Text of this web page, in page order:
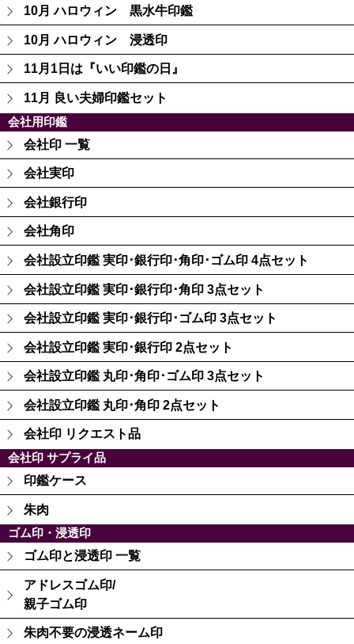
10月 ハロウィン 黒水牛印鑑
10月 ハロウィン 浸透印
11月1日は『いい印鑑の日』
11月 良い夫婦印鑑セット
会社用印鑑
会社印 一覧
会社実印
会社銀行印
会社角印
会社設立印鑑 実印･銀行印･角印･ゴム印 4点セット
会社設立印鑑 実印･銀行印･角印 3点セット
会社設立印鑑 実印･銀行印･ゴム印 3点セット
会社設立印鑑 実印･銀行印 2点セット
会社設立印鑑 丸印･角印･ゴム印 3点セット
会社設立印鑑 丸印･角印 2点セット
会社印 リクエスト品
会社印 サプライ品
印鑑ケース
朱肉
ゴム印・浸透印
ゴム印と浸透印 一覧
アドレスゴム印/
親子ゴム印
朱肉不要の浸透ネーム印